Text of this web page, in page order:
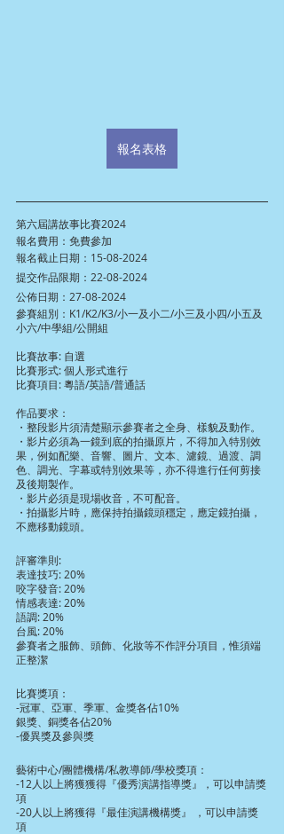
報名表格
第六屆講故事比賽2024
報名費用：免費參加
報名截止日期：15-08-2024
提交作品限期：22-08-2024
公佈日期：27-08-2024
參賽組別：K1/K2/K3/小一及小二/小三及小四/小五及
小六/中學組/公開組
比賽故事: 自選
比賽形式: 個人形式進行
比賽項目: 粵語/英語/普通話
作品要求：
・整段影片須清楚顯示參賽者之全身、樣貌及動作。
・影片必須為一鏡到底的拍攝原片，不得加入特別效
果，例如配樂、音響、圖片、文本、濾鏡、過渡、調
色、調光、字幕或特別效果等，亦不得進行任何剪接
及後期製作。
・影片必須是現場收音，不可配音。
・拍攝影片時，應保持拍攝鏡頭穩定，應定鏡拍攝，
不應移動鏡頭。
評審準則:
表達技巧: 20%
咬字發音: 20%
情感表達: 20%
語調: 20%
台風: 20%
參賽者之服飾、頭飾、化妝等不作評分項目，惟須端
正整潔
比賽獎項：
-冠軍、亞軍、季軍、金獎各佔10%
銀獎、銅獎各佔20%
-優異獎及參與獎
藝術中心/團體機構/私教導師/學校獎項：
-12人以上將獲獲得『優秀演講指導獎』，可以申請獎
項
-20人以上將獲得『最佳演講機構獎』 ，可以申請獎
項